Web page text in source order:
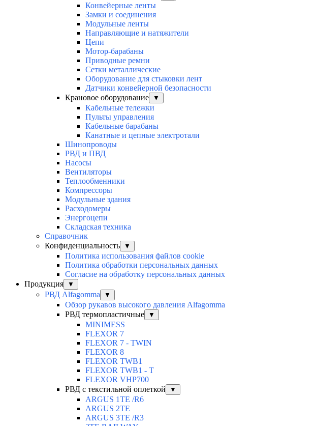
Конвейерные ленты
Замки и соединения
Модульные ленты
Направляющие и натяжители
Цепи
Мотор-барабаны
Приводные ремни
Сетки металлические
Оборудование для стыковки лент
Датчики конвейерной безопасности
Крановое оборудование
▼
Кабельные тележки
Пульты управления
Кабельные барабаны
Канатные и цепные электротали
Шинопроводы
РВД и ПВД
Насосы
Вентиляторы
Теплообменники
Компрессоры
Модульные здания
Расходомеры
Энергоцепи
Складская техника
Справочник
Конфиденциальность
▼
Политика использования файлов cookie
Политика обработки персональных данных
Согласие на обработку персональных данных
Продукция
▼
РВД Alfagomma ▼
Обзор рукавов высокого давления Alfagomma
РВД термопластичные
▼
MINIMESS
FLEXOR 7
FLEXOR 7 - TWIN
FLEXOR 8
FLEXOR TWB1
FLEXOR TWB1 - T
FLEXOR VHP700
РВД с текстильной оплеткой
▼
ARGUS 1TE /R6
ARGUS 2TЕ
ARGUS 3TE /R3